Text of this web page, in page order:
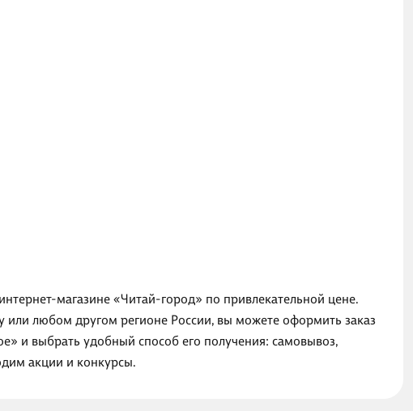
магазине «Читай-город» по привлекательной цене.
или любом другом регионе России, вы можете оформить заказ
и выбрать удобный способ его получения: самовывоз,
акции и конкурсы.